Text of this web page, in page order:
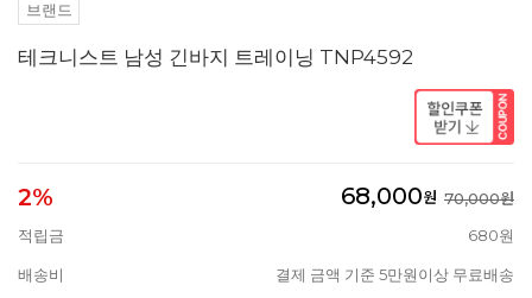
브랜드
테크니스트 남성 긴바지 트레이닝 TNP4592
2% 68,000원 70,000원
적립금
680원
배송비 결제 금액 기준 5만원이상 무료배송